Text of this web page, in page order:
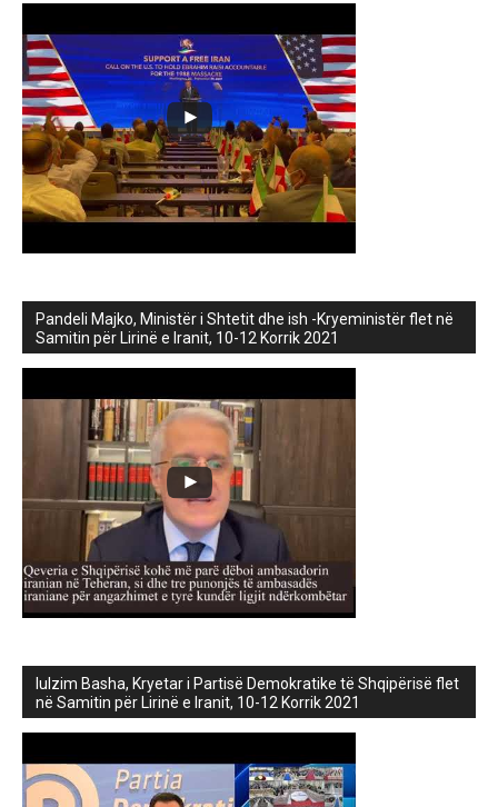
Pandeli Majko, Ministër i Shtetit dhe ish -Kryeministër flet në
Samitin për Lirinë e Iranit, 10-12 Korrik 2021
lulzim Basha, Kryetar i Partisë Demokratike të Shqipërisë flet
në Samitin për Lirinë e Iranit, 10-12 Korrik 2021